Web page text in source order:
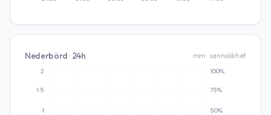
Nederbörd · 24h mm · sannolikhet
1
1.5
2
50%
75%
100%